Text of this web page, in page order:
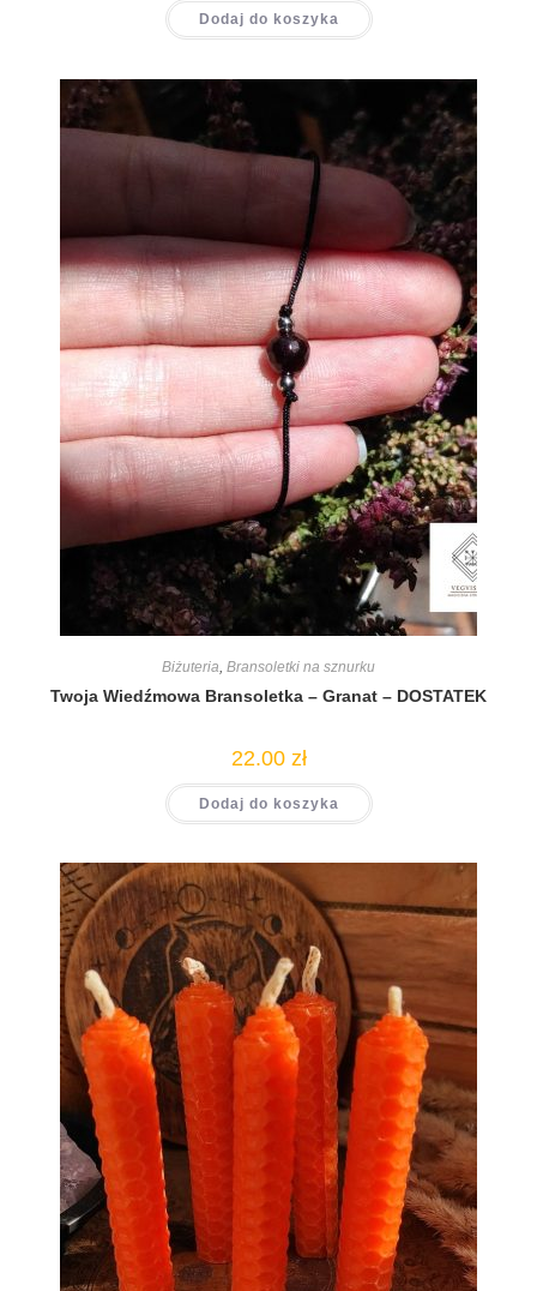
Dodaj do koszyka
Biżuteria Bransoletki na sznurku
Twoja Wiedźmowa Bransoletka – Granat – DOSTATEK
22.00 zł
Dodaj do koszyka